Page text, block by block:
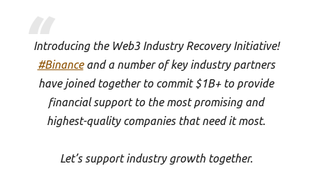
Introducing the Web3 Industry Recovery Initiative!
#Binanceand a number of key industry partners
have joined together to commit $1B+ to provide
financial support to the most promising and
highest-quality companies that need it most.
Let’s support industry growth together.